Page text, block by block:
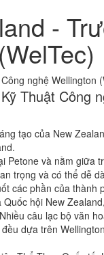
-
Thuật Công
tạo của New
Petone và nằm giữa
trọng và có thể dễ
các phần của thành
hội New
câu lạc bộ văn
dựa trên